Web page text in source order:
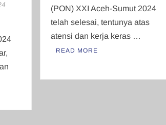
(PON) XXI Aceh-Sumut 2024
telah selesai, tentunya atas
atensi dan kerja keras …
READ MORE